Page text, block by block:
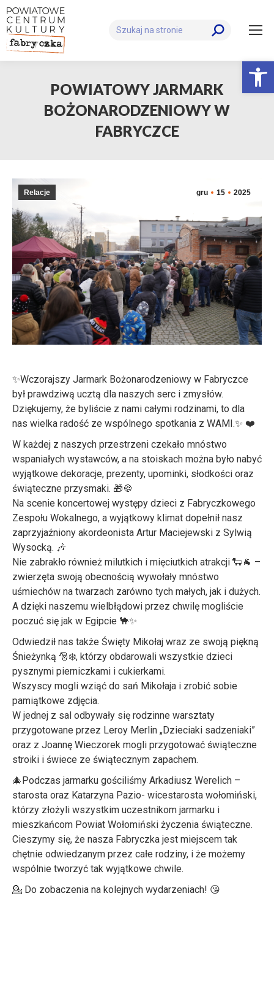
Szukaj:
POWIATOWY JARMARK
BOŻONARODZENIOWY W
FABRYCZCE
gru 15 2025
Relacje
✨Wczorajszy Jarmark Bożonarodzeniowy w Fabryczce
był prawdziwą ucztą dla naszych serc i zmysłów.
Dziękujemy, że byliście z nami całymi rodzinami, to dla
nas wielka radość ze wspólnego spotkania z WAMI.✨ ❤️
W każdej z naszych przestrzeni czekało mnóstwo
wspaniałych wystawców, a na stoiskach można było nabyć
wyjątkowe dekoracje, prezenty, upominki, słodkości oraz
świąteczne przysmaki. 🎁🍪
Na scenie koncertowej występy dzieci z Fabryczkowego
Zespołu Wokalnego, a wyjątkowy klimat dopełnił nasz
zaprzyjaźniony akordeonista Artur Maciejewski z Sylwią
Wysocką. 🎶
Nie zabrakło również milutkich i mięciutkich atrakcji 🐑🐐 –
zwierzęta swoją obecnością wywołały mnóstwo
uśmiechów na twarzach zarówno tych małych, jak i dużych.
A dzięki naszemu wielbłądowi przez chwilę mogliście
poczuć się jak w Egipcie 🐪✨
Odwiedził nas także Święty Mikołaj wraz ze swoją piękną
Śnieżynką 🎅❄️, którzy obdarowali wszystkie dzieci
pysznymi pierniczkami i cukierkami.
Wszyscy mogli wziąć do sań Mikołaja i zrobić sobie
pamiątkowe zdjęcia.
W jednej z sal odbywały się rodzinne warsztaty
przygotowane przez Leroy Merlin „Dzieciaki sadzeniaki”
oraz z Joannę Wieczorek mogli przygotować świąteczne
stroiki i świece ze świątecznym zapachem.
🎄Podczas jarmarku gościliśmy Arkadiusz Werelich –
starosta oraz Katarzyna Pazio- wicestarosta wołomiński,
którzy złożyli wszystkim uczestnikom jarmarku i
mieszkańcom Powiat Wołomiński życzenia świąteczne.
Cieszymy się, że nasza Fabryczka jest miejscem tak
chętnie odwiedzanym przez całe rodziny, i że możemy
wspólnie tworzyć tak wyjątkowe chwile.
💁 Do zobaczenia na kolejnych wydarzeniach! 😘